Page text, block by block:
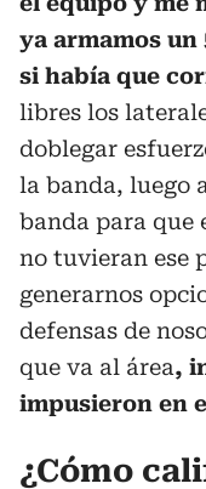
ya armamos
si había que
libres los
doblegar
la banda, luego
banda para que
no tuvieran ese
generarnos
defensas de
que va al área,
impusieron en
¿Cómo